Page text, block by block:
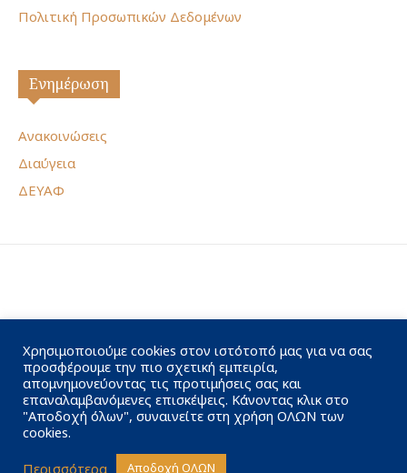
Πολιτική Προσωπικών Δεδομένων
Ενημέρωση
Ανακοινώσεις
Διαύγεια
ΔΕΥΑΦ
Χρησιμοποιούμε cookies στον ιστότοπό μας για να σας
προσφέρουμε την πιο σχετική εμπειρία,
απομνημονεύοντας τις προτιμήσεις σας και
επαναλαμβανόμενες επισκέψεις. Κάνοντας κλικ στο
"Αποδοχή όλων", συναινείτε στη χρήση ΟΛΩΝ των
cookies.
Περισσότερα
Αποδοχή ΟΛΩΝ